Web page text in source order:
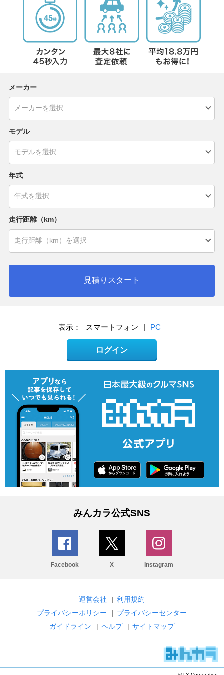
メーカー
モデル
年式
走行距離（km）
見積りスタート
表示： スマートフォン | PC
ログイン
みんカラ公式SNS
Facebook X Instagram
運営会社 | 利用規約
プライバシーポリシー
| プライバシーセンター
ガイドライン
| ヘルプ | サイトマップ